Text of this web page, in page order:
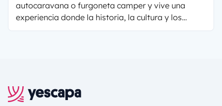
autocaravana o furgoneta camper y vive una
experiencia donde la historia, la cultura y los
sabores se mezclan armoniosamente en el
pintorescos alrededores en autocaravana en un
viaje único por la ciudad belga.